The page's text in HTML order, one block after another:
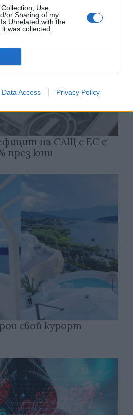
Use,
or Sharing of my
Unrelated with the
was collected.
Data Access Privacy Policy
на САЩ с ЕС е
през юни
свой курорт